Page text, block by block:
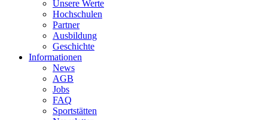
Unsere Werte
Hochschulen
Partner
Ausbildung
Geschichte
Informationen
News
AGB
Jobs
FAQ
Sportstätten